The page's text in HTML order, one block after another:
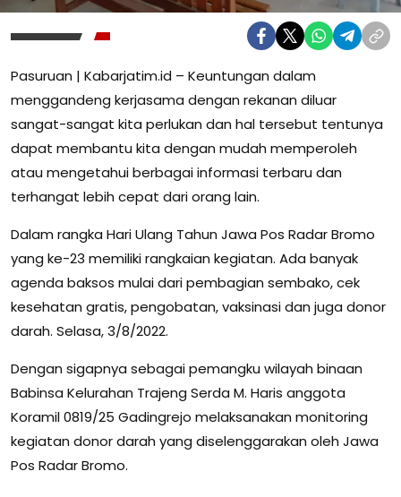
Pasuruan | Kabarjatim.id – Keuntungan dalam
menggandeng kerjasama dengan rekanan diluar
sangat-sangat kita perlukan dan hal tersebut tentunya
dapat membantu kita dengan mudah memperoleh
atau mengetahui berbagai informasi terbaru dan
terhangat lebih cepat dari orang lain.
Dalam rangka Hari Ulang Tahun Jawa Pos Radar Bromo
yang ke-23 memiliki rangkaian kegiatan. Ada banyak
agenda baksos mulai dari pembagian sembako, cek
kesehatan gratis, pengobatan, vaksinasi dan juga donor
darah. Selasa, 3/8/2022.
Dengan sigapnya sebagai pemangku wilayah binaan
Babinsa Kelurahan Trajeng Serda M. Haris anggota
Koramil 0819/25 Gadingrejo melaksanakan monitoring
kegiatan donor darah yang diselenggarakan oleh Jawa
Pos Radar Bromo.